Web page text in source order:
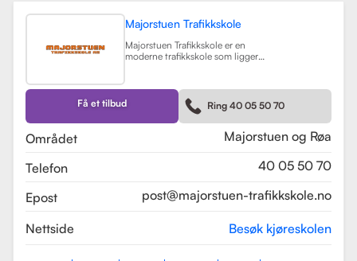
Majorstuen Trafikkskole
Majorstuen Trafikkskole er en
moderne trafikkskole som ligger
etablert i 2015 og har raskt blitt
kjent for sin høye kvalitet på
opplæring. Alle instruktørene er
pedagogisk utdannet fra Nord
Universitet og Met Universitet, noe
som sikrer en profesjonell og trygg
Få et tilbud Ring 40 05 50 70
Området
Majorstuen og Røa
Telefon
40 05 50 70
Epost
post@majorstuen-trafikkskole.no
Nettside Besøk kjøreskolen